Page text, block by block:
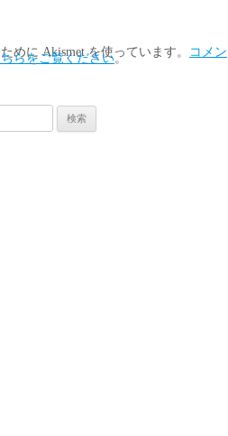
めに Akismet を使っています。 コメン
らをご覧ください。